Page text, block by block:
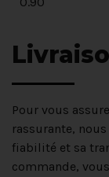
Pour vous
rassurante,
fiabilité et sa
commande,